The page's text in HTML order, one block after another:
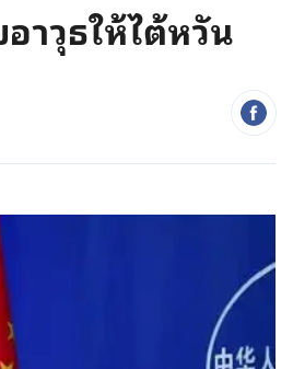
าวุธให้ไต้หวัน